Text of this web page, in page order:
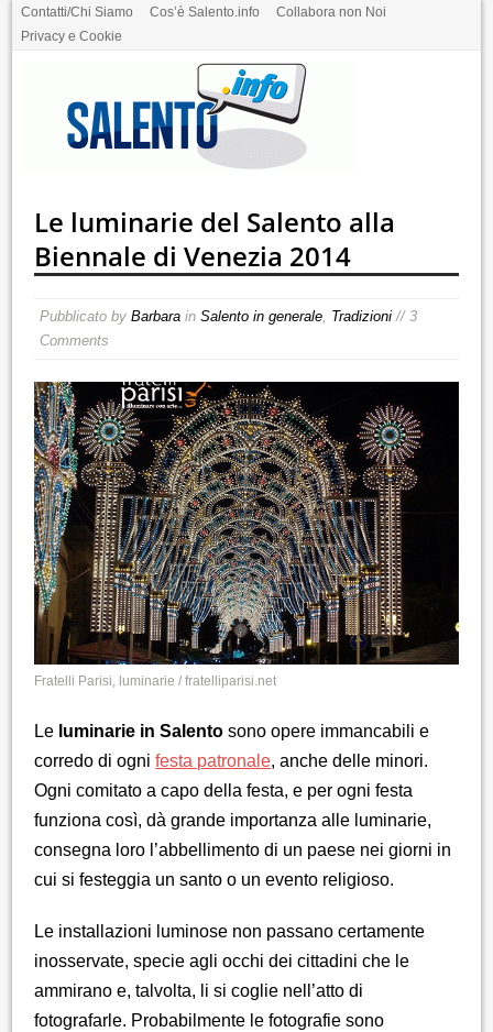
Contatti/Chi Siamo Cos’è Salento.info
Collabora non Noi
Privacy e Cookie
Le luminarie del Salento alla
Biennale di Venezia 2014
Pubblicato byBarbara inSalento in generale, Tradizioni // 3
Comments
Fratelli Parisi, luminarie / fratelliparisi.net
Le luminarie in Salento sono opere immancabili e
corredo di ognifesta patronale, anche delle minori.
Ogni comitato a capo della festa, e per ogni festa
funziona così, dà grande importanza alle luminarie,
consegna loro l’abbellimento di un paese nei giorni in
cui si festeggia un santo o un evento religioso.
Le installazioni luminose non passano certamente
inosservate, specie agli occhi dei cittadini che le
ammirano e, talvolta, li si coglie nell’atto di
fotografarle. Probabilmente le fotografie sono